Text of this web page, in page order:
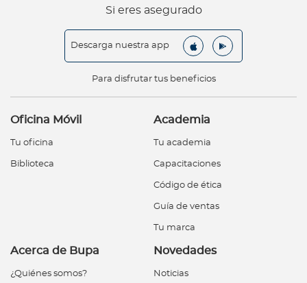
Si eres asegurado
Descarga nuestra app
Para disfrutar tus beneficios
Oficina Móvil
Tu oficina
Biblioteca
Academia
Tu academia
Capacitaciones
Código de ética
Guía de ventas
Tu marca
Acerca de Bupa
¿Quiénes somos?
Novedades
Noticias